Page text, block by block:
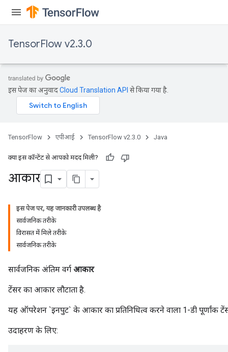
TensorFlow v2.3.0
इस पेज का अनुवादCloud Translation API से किया गया है.
TensorFlow एपीआई TensorFlow v2.3.0 Java
क्या इस कॉन्टेंट से आपको मदद मिली?
आकार
इस पेज पर, यह जानकारी उपलब्ध है
सार्वजनिक तरीके
विरासत में मिले तरीके
सार्वजनिक तरीके
सार्वजनिक अंतिम वर्ग आकार
टेंसर का आकार लौटाता है.
यह ऑपरेशन `इनपुट` के आकार का प्रतिनिधित्व करने वाला 1-डी पूर्णांक
उदाहरण के लिए: